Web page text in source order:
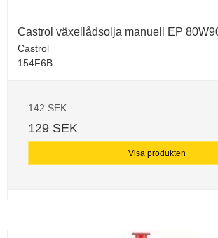
Castrol växellådsolja manuell EP
Castrol
154F6B
142 SEK
129 SEK
Visa produkten